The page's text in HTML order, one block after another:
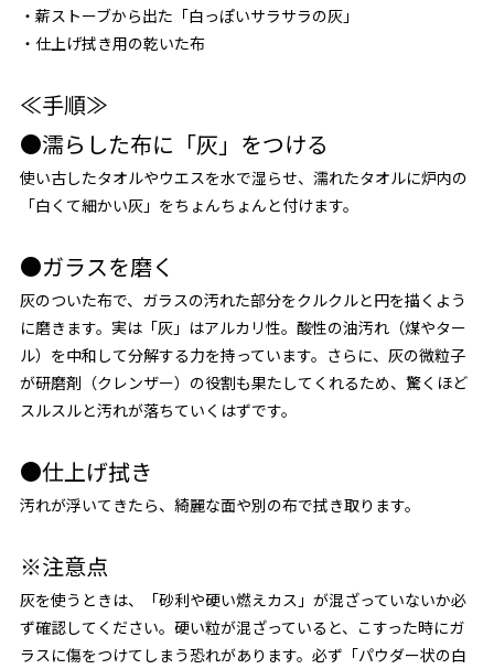
・薪ストーブから出た「白っぽいサラサラの灰」
・仕上げ拭き用の乾いた布
≪手順≫
●濡らした布に「灰」をつける
使い古したタオルやウエスを水で湿らせ、濡れたタオルに炉内の
「白くて細かい灰」をちょんちょんと付けます。
●ガラスを磨く
灰のついた布で、ガラスの汚れた部分をクルクルと円を描くよう
に磨きます。実は「灰」はアルカリ性。酸性の油汚れ（煤やター
ル）を中和して分解する力を持っています。さらに、灰の微粒子
が研磨剤（クレンザー）の役割も果たしてくれるため、驚くほど
スルスルと汚れが落ちていくはずです。
●仕上げ拭き
汚れが浮いてきたら、綺麗な面や別の布で拭き取ります。
※注意点
灰を使うときは、「砂利や硬い燃えカス」が混ざっていないか必
ず確認してください。硬い粒が混ざっていると、こすった時にガ
ラスに傷をつけてしまう恐れがあります。必ず「パウダー状の白